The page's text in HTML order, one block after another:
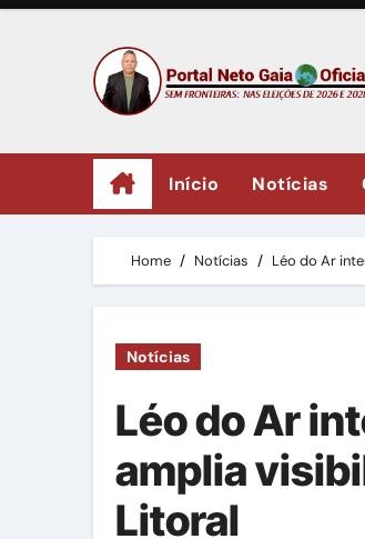
Skip
Início Notícias
Home Notícias Léo do Ar
Notícias
Léo do Ar
amplia
Litoral